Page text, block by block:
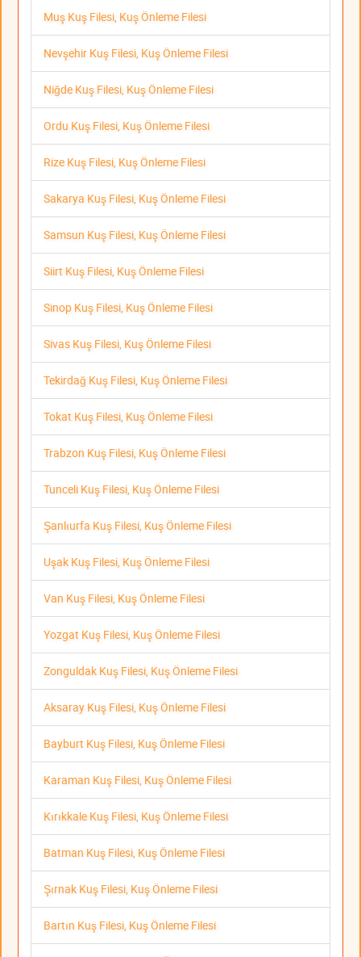
Muş Kuş Filesi, Kuş Önleme Filesi
Nevşehir Kuş Filesi, Kuş Önleme Filesi
Niğde Kuş Filesi, Kuş Önleme Filesi
Ordu Kuş Filesi, Kuş Önleme Filesi
Rize Kuş Filesi, Kuş Önleme Filesi
Sakarya Kuş Filesi, Kuş Önleme Filesi
Samsun Kuş Filesi, Kuş Önleme Filesi
Siirt Kuş Filesi, Kuş Önleme Filesi
Sinop Kuş Filesi, Kuş Önleme Filesi
Sivas Kuş Filesi, Kuş Önleme Filesi
Tekirdağ Kuş Filesi, Kuş Önleme Filesi
Tokat Kuş Filesi, Kuş Önleme Filesi
Trabzon Kuş Filesi, Kuş Önleme Filesi
Tunceli Kuş Filesi, Kuş Önleme Filesi
Şanlıurfa Kuş Filesi, Kuş Önleme Filesi
Uşak Kuş Filesi, Kuş Önleme Filesi
Van Kuş Filesi, Kuş Önleme Filesi
Yozgat Kuş Filesi, Kuş Önleme Filesi
Zonguldak Kuş Filesi, Kuş Önleme Filesi
Aksaray Kuş Filesi, Kuş Önleme Filesi
Bayburt Kuş Filesi, Kuş Önleme Filesi
Karaman Kuş Filesi, Kuş Önleme Filesi
Kırıkkale Kuş Filesi, Kuş Önleme Filesi
Batman Kuş Filesi, Kuş Önleme Filesi
Şırnak Kuş Filesi, Kuş Önleme Filesi
Bartın Kuş Filesi, Kuş Önleme Filesi